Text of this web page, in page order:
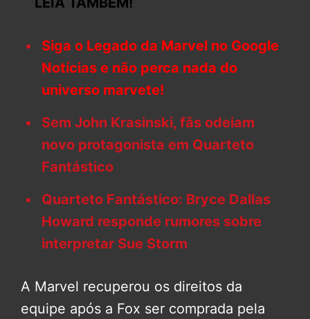
Siga o Legado da Marvel no Google
Notícias e não perca nada do
universo marvete!
Sem John Krasinski, fãs odeiam
novo protagonista em Quarteto
Fantástico
Quarteto Fantástico: Bryce Dallas
Howard responde rumores sobre
interpretar Sue Storm
A Marvel recuperou os direitos da
equipe após a Fox ser comprada pela